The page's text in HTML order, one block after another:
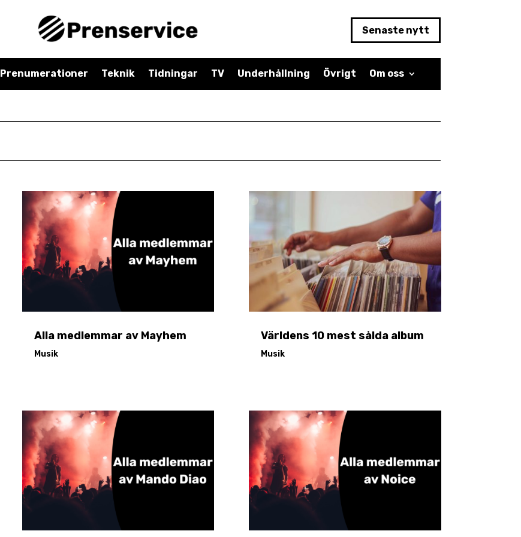
Senaste nytt
Prenumerationer Teknik Tidningar TV Underhållning Övrigt Om oss
Alla medlemmar av Mayhem
Musik
Världens 10 mest sålda album
Musik